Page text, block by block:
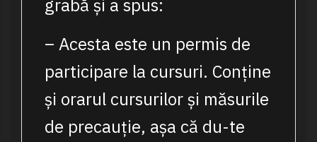
grabă și a spus:
– Acesta este un permis de
participare la cursuri. Conține
și orarul cursurilor și măsurile
de precauție, așa că du-te